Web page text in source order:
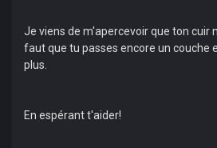
Je viens de m'apercevoir que ton cuir
faut que tu passes encore un couche
plus.
En espérant t'aider!